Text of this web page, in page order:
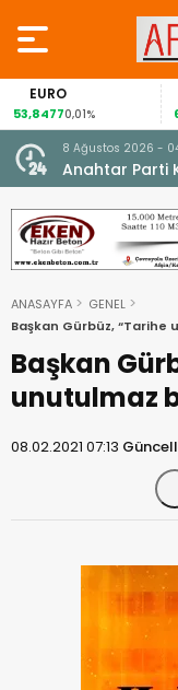
EURO
53,84770,01%
8 Ağustos 2026 -
Anahtar Parti
Afşin
ANASAYFA
GENEL
Başkan Gürbüz, “Tarihe
Başkan
unutulmaz
08.02.2021 07:13